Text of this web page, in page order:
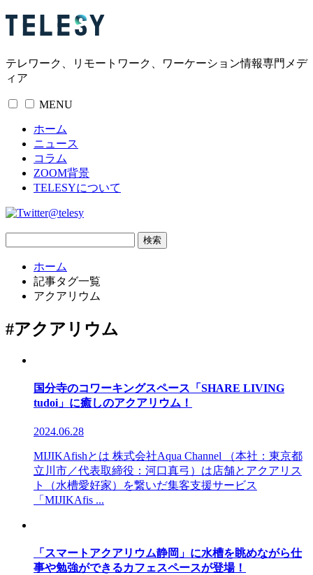
テレワーク、リモートワーク、ワーケーション情報専門メデ
ィア
MENU
ホーム
ニュース
コラム
ZOOM背景
TELESYについて
@telesy
ホーム
記事タグ一覧
アクアリウム
#アクアリウム
国分寺のコワーキングスペース「SHARE LIVING
tudoi」に癒しのアクアリウム！
2024.06.28
MIJIKAfishとは 株式会社Aqua Channel （本社：東京都
立川市／代表取締役：河口真弓）は店舗とアクアリス
ト（水槽愛好家）を繋いだ集客支援サービス
「MIJIKAfis ...
「スマートアクアリウム静岡」に水槽を眺めながら仕
事や勉強ができるカフェスペースが登場！